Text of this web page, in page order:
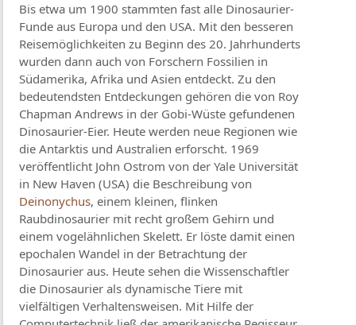
Bis etwa um 1900 stammten fast alle Dinosaurier-
Funde aus Europa und den USA. Mit den besseren
Reisemöglichkeiten zu Beginn des 20. Jahrhunderts
wurden dann auch von Forschern Fossilien in
Südamerika, Afrika und Asien entdeckt. Zu den
bedeutendsten Entdeckungen gehören die von Roy
Chapman Andrews in der Gobi-Wüste gefundenen
Dinosaurier-Eier. Heute werden neue Regionen wie
die Antarktis und Australien erforscht. 1969
veröffentlicht John Ostrom von der Yale Universität
in New Haven (USA) die Beschreibung von
Deinonychus, einem kleinen, flinken
Raubdinosaurier mit recht großem Gehirn und
einem vogelähnlichen Skelett. Er löste damit einen
epochalen Wandel in der Betrachtung der
Dinosaurier aus. Heute sehen die Wissenschaftler
die Dinosaurier als dynamische Tiere mit
vielfältigen Verhaltensweisen. Mit Hilfe der